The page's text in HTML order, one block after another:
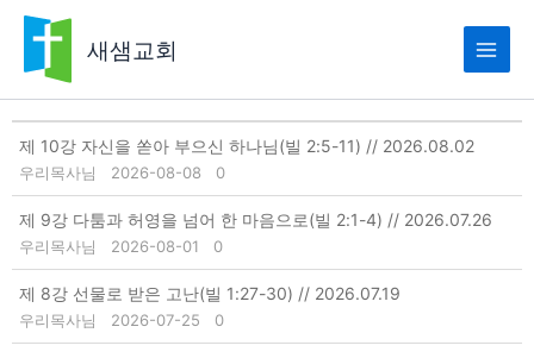
새샘교회
제 10강 자신을 쏟아 부으신 하나님(빌 2:5-11) // 2026.08.02
우리목사님 2026-08-08 0
제 9강 다툼과 허영을 넘어 한 마음으로(빌 2:1-4) // 2026.07.26
우리목사님 2026-08-01 0
제 8강 선물로 받은 고난(빌 1:27-30) // 2026.07.19
우리목사님 2026-07-25 0